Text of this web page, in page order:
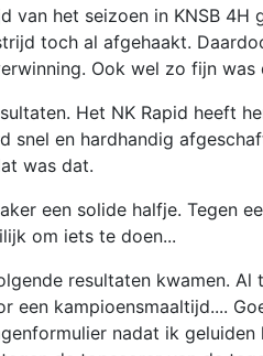
van het seizoen in KNSB
toch al afgehaakt.
Ook wel zo fijn
Het NK Rapid heeft
snel en hardhandig
was dat.
een solide halfje. Tegen
om iets te doen...
resultaten kwamen.
een kampioensmaaltijd....
nadat ik